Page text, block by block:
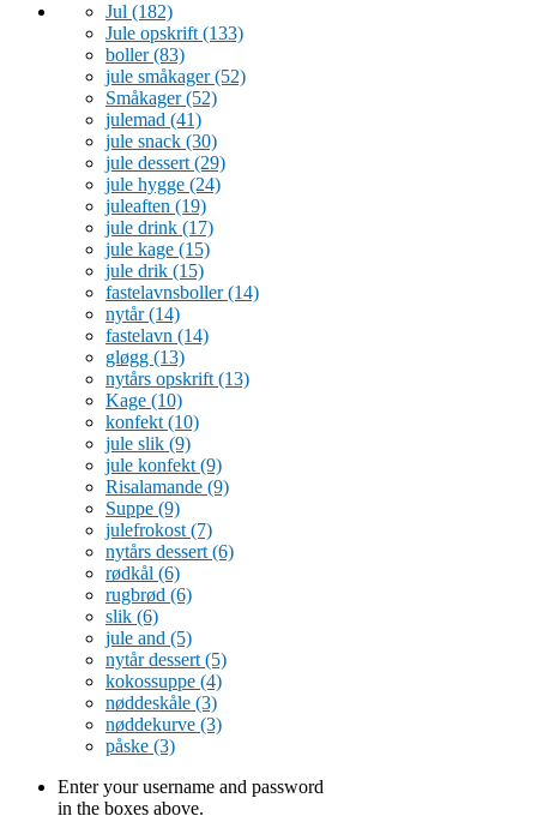
Jul (182)
Jule opskrift (133)
boller(83)
jule småkager(52)
Småkager(52)
julemad (41)
jule snack (30)
jule dessert (29)
jule hygge (24)
juleaften (19)
jule drink (17)
jule kage (15)
jule drik (15)
fastelavnsboller(14)
nytår(14)
fastelavn (14)
gløgg (13)
nytårs opskrift (13)
Kage (10)
konfekt (10)
jule slik (9)
jule konfekt (9)
Risalamande (9)
Suppe (9)
julefrokost (7)
nytårs dessert (6)
rødkål (6)
rugbrød (6)
slik (6)
jule and (5)
nytår dessert (5)
kokossuppe (4)
nøddeskåle (3)
nøddekurve (3)
påske (3)
Enter your username and password
in the boxes above.